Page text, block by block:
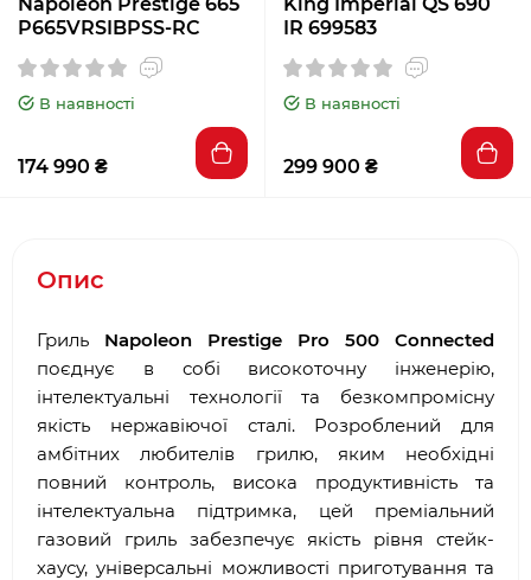
P665VRSIBPSS-RC
В наявності
174 990 ₴
IR 699583
В наявності
299 900 ₴
Опис
Гриль Napoleon Prestige Pro 500 Connected
поєднує в собі високоточну інженерію,
інтелектуальні технології та безкомпромісну
якість нержавіючої сталі. Розроблений для
амбітних любителів грилю, яким необхідні
повний контроль, висока продуктивність та
інтелектуальна підтримка, цей преміальний
газовий гриль забезпечує якість рівня стейк-
хаусу, універсальні можливості приготування та